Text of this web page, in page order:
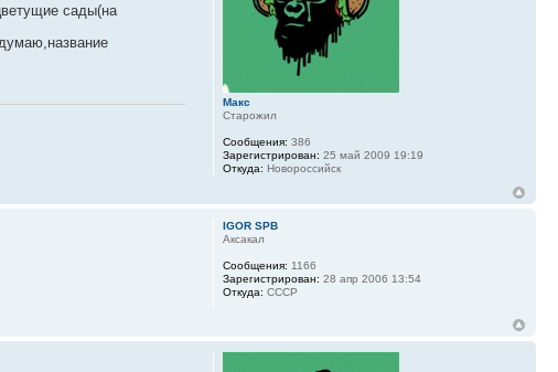
сады(на
Макс
Старожил
Сообщения: 386
Зарегистрирован: 25 май 2009 19:19
Откуда: Новороссийск
IGOR SPB
Аксакал
Сообщения: 1166
Зарегистрирован: 28 апр 2006 13:54
Откуда: СССР